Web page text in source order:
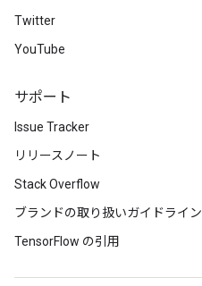
Twitter
YouTube
サポート
Issue Tracker
リリースノート
Stack Overflow
ブランドの取り扱いガイドライン
TensorFlow の引用